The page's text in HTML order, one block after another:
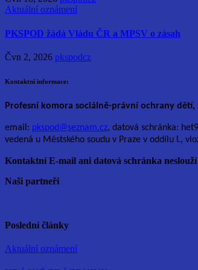
Aktuální oznámení
PKSPOD žádá Vládu ČR a MPSV o zásah
Čvn 2, 2026 pkspodcz
Kontaktní informace:
Profesní komora sociálně-právní ochrany dětí,
email: pkspod@seznam.cz, datová schránka:
vedená u Městského soudu v Praze v oddílu L,
Kontaktní E-mail ani datová schránka
Naši partneři
Poslední články
Aktuální oznámení